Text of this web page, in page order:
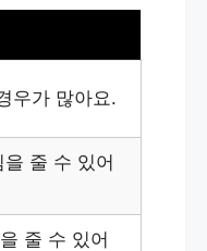
우가 많아요.
줄 수 있어
줄 수 있어